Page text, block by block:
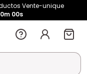
Vente-unique
00s